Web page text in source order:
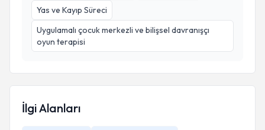
Yas ve Kayıp Süreci
Uygulamalı çocuk merkezli ve bilişsel davranışçı
oyun terapisi
İlgi Alanları